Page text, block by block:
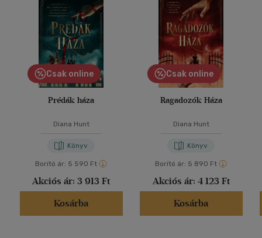
Csak online
Prédák háza
Diana Hunt
Könyv
Borító ár: 5 590 Ft
Akciós ár: 3 913 Ft
Kosárba
Csak online
Ragadozók Háza
Diana Hunt
Könyv
Borító ár: 5 890 Ft
Akciós ár: 4 123 Ft
Kosárba